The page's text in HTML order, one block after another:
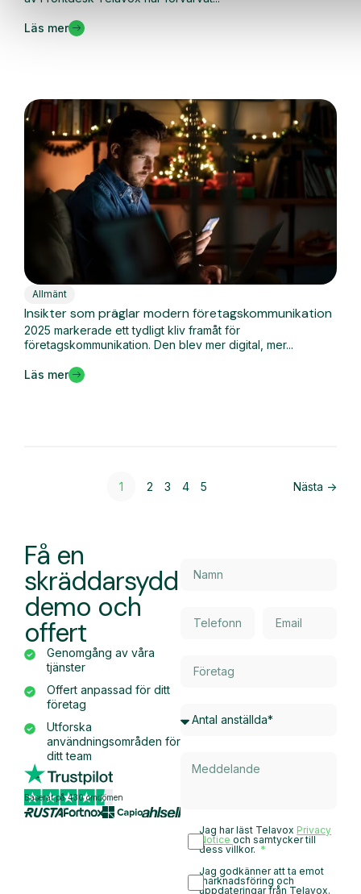
Läs mer
Allmänt
Insikter som präglar modern företagskommunikation
2025 markerade ett tydligt kliv framåt för
företagskommunikation. Den blev mer digital, mer...
Läs mer
1 2 3 4 5 Nästa ->
Få en
skräddarsydd
demo och
offert
Genomgång av våra
tjänster
Offert anpassad för ditt
företag
Utforska
användningsområden för
ditt team
Baserat på 430 omdömen
Jag har läst Telavox Privacy
Noticeoch samtycker till
dess villkor.
Jag godkänner att ta emot
marknadsföring och
uppdateringar från Telavox.